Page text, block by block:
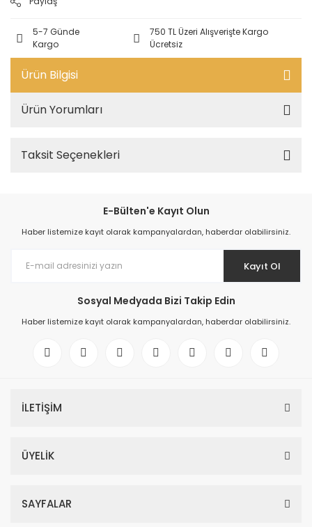
5-7 Günde
Kargo
750 TL Üzeri Alışverişte Kargo
Ücretsiz
Ürün Bilgisi
Ürün Yorumları
Taksit Seçenekleri
E-Bülten'e Kayıt Olun
Haber listemize kayıt olarak kampanyalardan, haberdar olabilirsiniz.
Kayıt Ol
Sosyal Medyada Bizi Takip Edin
Haber listemize kayıt olarak kampanyalardan, haberdar olabilirsiniz.
İLETİŞİM
ÜYELİK
SAYFALAR